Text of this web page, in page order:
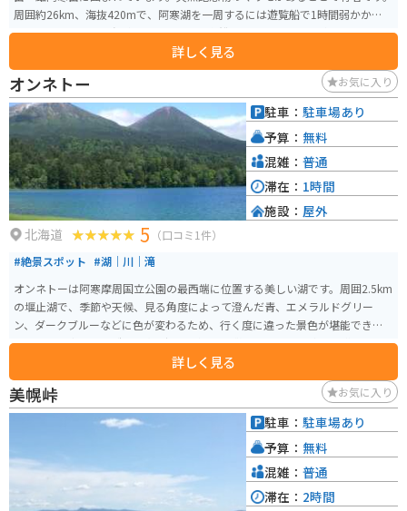
周囲約26km、海抜420mで、阿寒湖を一周するには遊覧船で1時間弱かかりま
す。 湖上には4つの島があり、マリモも汽船に乗って見ることができます。ま
た、近隣には温泉街もあり、道東屈指の観光地として知られています。全域
が「阿寒摩周国立公園」に含まれ、道東を代表する観光地となっています。
ホテルやお土産屋、飲食店、コンビニなどもあり長期で滞在するにも良い場
所です。
詳しく見る
オンネトー お気に入り
北海道 5 （口コミ1件）
#絶景スポット #湖｜川｜滝
オンネトーは阿寒摩周国立公園の最西端に位置する美しい湖です。周囲2.5km
の堰止湖で、季節や天候、見る角度によって澄んだ青、エメラルドグリー
ン、ダークブルーなどに色が変わるため、行く度に違った景色が堪能できま
す。 湖畔西側には木造の展望デッキがあり、雌阿寒岳と阿寒富士を背景とし
た湖を一望できます。周辺には散策路が整備され、原生林に囲まれた手つか
ずの大自然を満喫することができます。マイナーなスポットなので、人も少
なくゆっくりできます。
詳しく見る
駐車： 駐車場あり
予算： 無料
混雑： 普通
滞在： 1時間
施設： 屋外
美幌峠 お気に入り
駐車： 駐車場あり
予算： 無料
混雑： 普通
滞在： 2時間